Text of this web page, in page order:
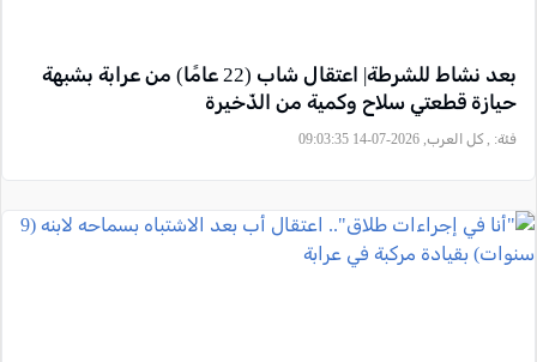
بعد نشاط للشرطة| اعتقال شاب (22 عامًا) من عرابة بشبهة
حيازة قطعتي سلاح وكمية من الذّخيرة
فئة: , كل العرب, 2026-07-14 09:03:35